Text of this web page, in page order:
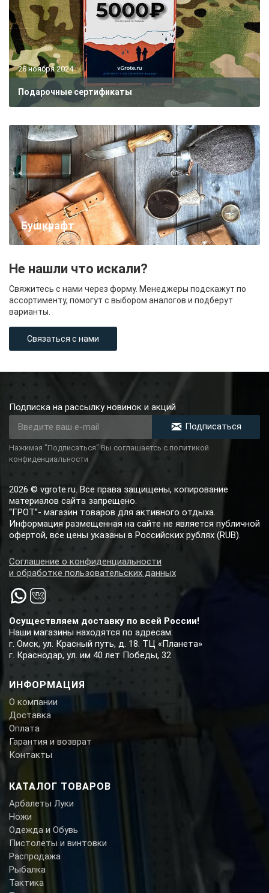
28 ноября 2024
Подарочные сертификаты
Бушкрафт
Не нашли что искали?
Свяжитесь с нами через форму. Менеджеры подскажут по
ассортименту, помогут с выбором аналогов и подберут
варианты.
Связаться с нами
Осуществляем доставку по всей России!
Наши магазины находятся по адресам:
г. Омск, ул. Красный путь, д. 18. ТЦ «Планета»
г. Краснодар, ул. им 40 лет Победы, 32
ИНФОРМАЦИЯ
О компании
Доставка
Оплата
Гарантия и возврат
Контакты
КАТАЛОГ ТОВАРОВ
Арбалеты Луки
Ножи
Одежда и Обувь
Пистолеты и винтовки
Распродажа
Рыбалка
Тактика
Подписка на рассылку новинок и акций
Подписаться
Нажимая "Подписаться" Вы соглашаетсь с политикой
конфиденциальности
2026 © vgrote.ru. Все права защищены, копирование
материалов сайта запрещено.
“ГРОТ”- магазин товаров для активного отдыха.
Информация размещенная на сайте не является публичной
офертой, все цены указаны в Российских рублях (RUB).
Соглашение о конфиденциальности
и обработке пользовательских данных